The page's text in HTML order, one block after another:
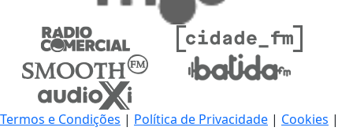
Termos e Condições | Política de Privacidade | Cookies |